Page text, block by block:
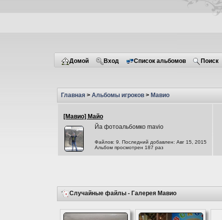
Домой Вход Список альбомов Поиск
Главная > Альбомы игроков > Мавио
[Мавио] Майо
Йа фотоальбомко mavio
Файлов: 9. Последний добавлен: Авг 15, 2015
Альбом просмотрен 187 раз
Случайные файлы - Галерея Мавио